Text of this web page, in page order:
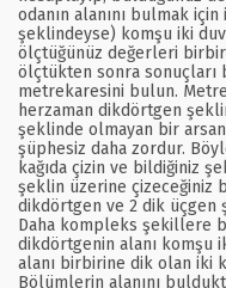
odanın alanını bulmak
şeklindeyse) komşu iki
ölçtüğünüz değerleri
ölçtükten sonra
metrekaresini bulun.
herzaman dikdörtgen
şeklinde olmayan bir
şüphesiz daha zordur.
kağıda çizin ve bildiğiniz
şeklin üzerine çizeceğiniz
dikdörtgen ve 2 dik üçgen
Daha kompleks şekillere
dikdörtgenin alanı komşu
alanı birbirine dik olan iki
Bölümlerin alanını